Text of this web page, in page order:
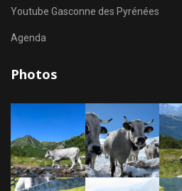
Youtube Gasconne des Pyrénées
Agenda
Photos